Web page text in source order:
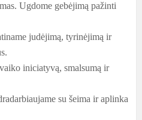
Ugdome gebėjimą pažinti
judėjimą, tyrinėjimą ir
iniciatyvą, smalsumą ir
su šeima ir aplinka